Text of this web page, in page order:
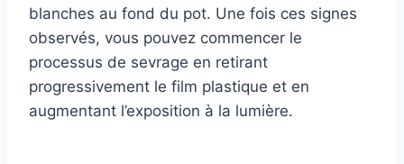
blanches au fond du pot. Une fois ces signes
observés, vous pouvez commencer le
processus de sevrage en retirant
progressivement le film plastique et en
augmentant l’exposition à la lumière.